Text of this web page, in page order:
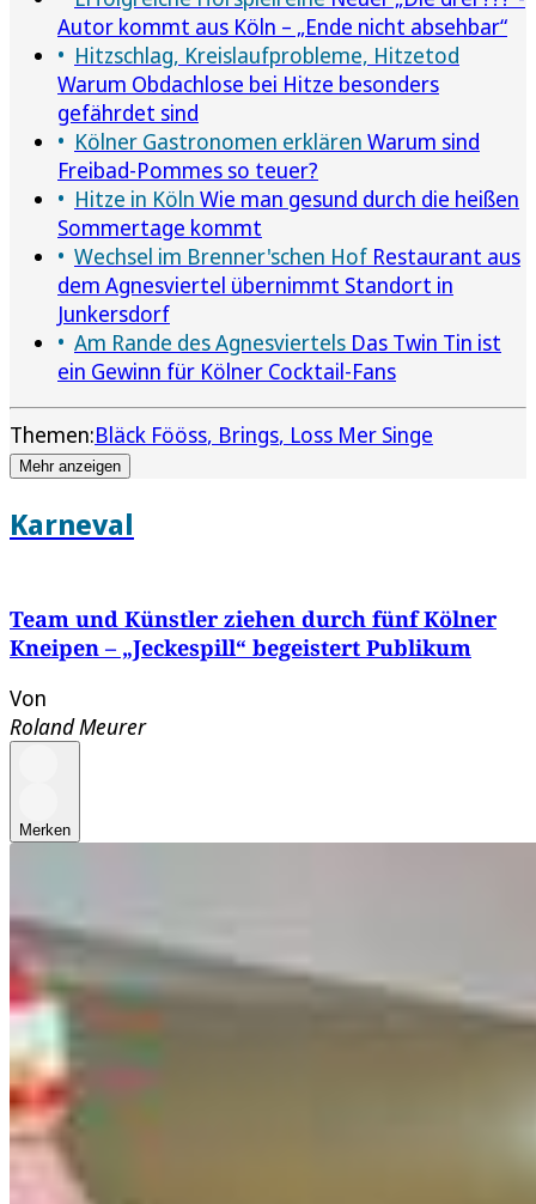
Autor kommt aus Köln – „Ende nicht absehbar“
Hitzschlag, Kreislaufprobleme, Hitzetod
Warum Obdachlose bei Hitze besonders
gefährdet sind
Kölner Gastronomen erklären Warum sind
Freibad-Pommes so teuer?
Hitze in Köln Wie man gesund durch die heißen
Sommertage kommt
Wechsel im Brenner'schen Hof Restaurant aus
dem Agnesviertel übernimmt Standort in
Junkersdorf
Am Rande des Agnesviertels Das Twin Tin ist
ein Gewinn für Kölner Cocktail-Fans
Themen:Bläck Fööss Brings Loss Mer Singe
Mehr anzeigen
Karneval
Team und Künstler ziehen durch fünf Kölner
Kneipen – „Jeckespill“ begeistert Publikum
Von
Roland Meurer
Merken